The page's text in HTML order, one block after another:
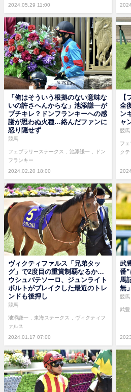
2024.05.29 11:00
「俺はそういう根拠のない意味な
いの許さへんからな」池添謙一が
ブチキレ？ドンフランキーへの感
謝が思わぬ火種…絡んだファンに
怒り隠せず
2024.02.20 18:00
競馬
フェブラリーステークス 池添謙一
ドン
フランキー
全
ン
ャ
競馬
フ
クテ
ヴィクティファルス「兄弟タッ
グ」で2度目の重賞制覇なるか…
ウシュバテソーロ、ジュンライト
ボルトがブレイクした最近のトレ
ンドも後押し
2024.01.17 07:00
競馬
池添謙一 東海ステークス
ヴィクティフ
ァルス
武
番
馬
無
競馬
武豊